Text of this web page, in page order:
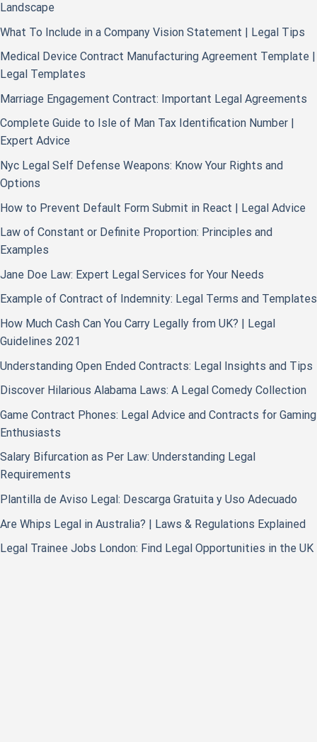
Landscape
What To Include in a Company Vision Statement | Legal Tips
Medical Device Contract Manufacturing Agreement Template |
Legal Templates
Marriage Engagement Contract: Important Legal Agreements
Complete Guide to Isle of Man Tax Identification Number |
Expert Advice
Nyc Legal Self Defense Weapons: Know Your Rights and
Options
How to Prevent Default Form Submit in React | Legal Advice
Law of Constant or Definite Proportion: Principles and
Examples
Jane Doe Law: Expert Legal Services for Your Needs
Example of Contract of Indemnity: Legal Terms and Templates
How Much Cash Can You Carry Legally from UK? | Legal
Guidelines 2021
Understanding Open Ended Contracts: Legal Insights and Tips
Discover Hilarious Alabama Laws: A Legal Comedy Collection
Game Contract Phones: Legal Advice and Contracts for Gaming
Enthusiasts
Salary Bifurcation as Per Law: Understanding Legal
Requirements
Plantilla de Aviso Legal: Descarga Gratuita y Uso Adecuado
Are Whips Legal in Australia? | Laws & Regulations Explained
Legal Trainee Jobs London: Find Legal Opportunities in the UK